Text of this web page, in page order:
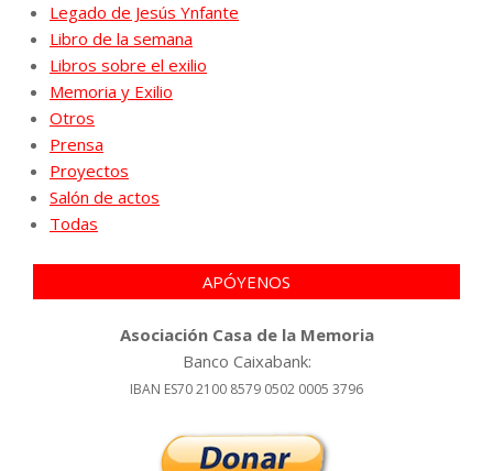
Legado de Jesús Ynfante
Libro de la semana
Libros sobre el exilio
Memoria y Exilio
Otros
Prensa
Proyectos
Salón de actos
Todas
APÓYENOS
Asociación Casa de la Memoria
Banco Caixabank:
IBAN ES70 2100 8579 0502 0005 3796